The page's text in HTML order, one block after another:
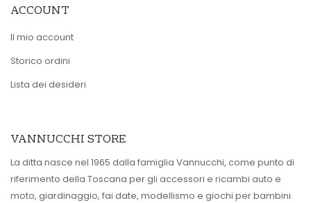
ACCOUNT
Il mio account
Storico ordini
Lista dei desideri
VANNUCCHI STORE
La ditta nasce nel 1965 dalla famiglia Vannucchi, come punto di
riferimento della Toscana per gli accessori e ricambi auto e
moto, giardinaggio, fai date, modellismo e giochi per bambini.